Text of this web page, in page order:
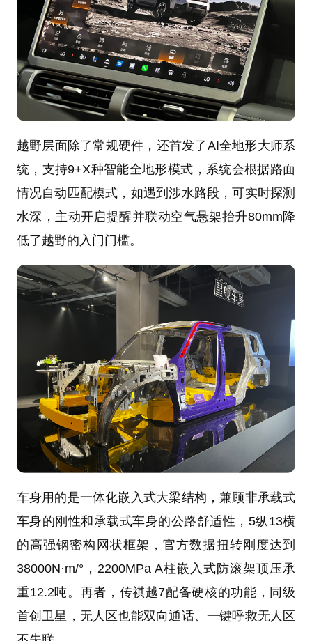
越野层面除了常规硬件，还首发了AI全地形大师系
统，支持9+X种智能全地形模式，系统会根据路面
情况自动匹配模式，如遇到涉水路段，可实时探测
水深，主动开启提醒并联动空气悬架抬升80mm降
低了越野的入门门槛。
车身用的是一体化嵌入式大梁结构，兼顾非承载式
车身的刚性和承载式车身的公路舒适性，5纵13横
的高强钢密构网状框架，官方数据扭转刚度达到
38000N·m/°，2200MPa A柱嵌入式防滚架顶压承
重12.2吨。再者，传祺越7配备硬核的功能，同级
首创卫星，无人区也能双向通话、一键呼救无人区